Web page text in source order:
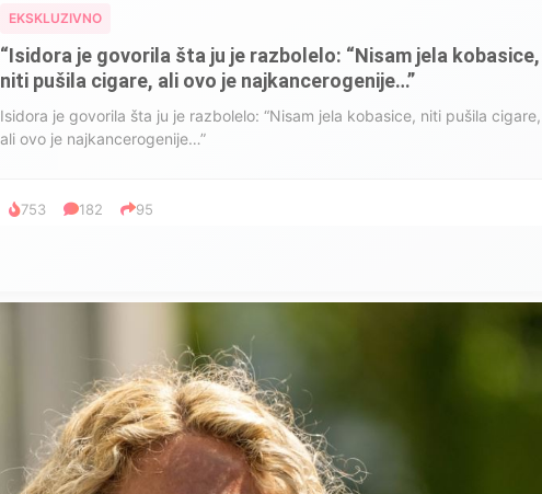
EKSKLUZIVNO
Marija je pala sa litice i stradala: Njen dečko Ilija glumio
ucveljenog udovca, a onda je obdukcija otkrila jezivu istinu
Marija je pala sa litice i stradala: Njen dečko Ilija glumio ucveljenog udovca, a
onda je obdukcija otkrila jezivu istinu
1.0K 234 145